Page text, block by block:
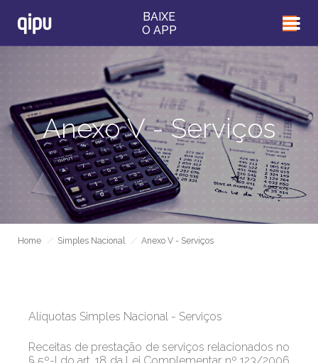
BAIXE
O APP
Anexo V - Serviços
Home / Simples Nacional / Anexo V - Serviços
Alíquotas Simples Nacional - Serviços
Receitas de prestação de serviços relacionados no